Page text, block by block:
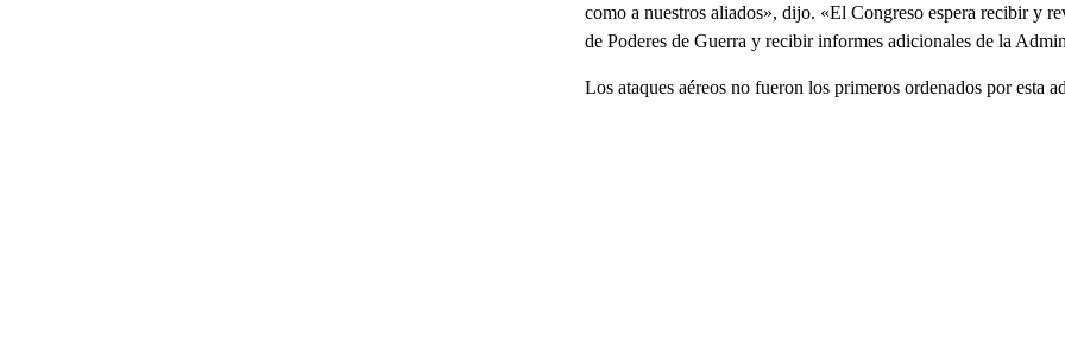
como a nuestros aliados», dijo. «El Congreso espera recibir y
de Poderes de Guerra y recibir informes adicionales de la
Los ataques aéreos no fueron los primeros ordenados por esta